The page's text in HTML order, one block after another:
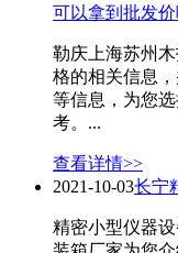
可以拿到批发
勒庆上海苏州
格的相关信息
等信息，为您
考。...
查看详情>>
2021-10-03长宁
精密小型仪器